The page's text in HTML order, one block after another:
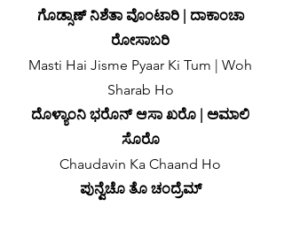
ಗೊಡ್ಸಾಣ್ ನಿಶೆತಾ ವೊಂಟಾರಿ | ದಾಕಾಂಚಾ
ರೋಸಾಬರಿ
Masti Hai Jisme Pyaar Ki Tum | Woh
Sharab Ho
ದೊಳ್ಯಾಂನಿ ಭರೊನ್ ಆಸಾ ಖರೊ | ಅಮಾಲಿ
ಸೊರೊ
Chaudavin Ka Chaand Ho
ಪುನ್ವೆಚೊ ತೊ ಚಂದ್ರೆಮ್